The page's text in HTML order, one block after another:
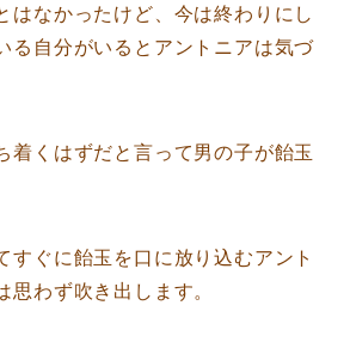
はなかったけど、今は終わりにし
る自分がいるとアントニアは気づ
着くはずだと言って男の子が飴玉
すぐに飴玉を口に放り込むアント
思わず吹き出します。